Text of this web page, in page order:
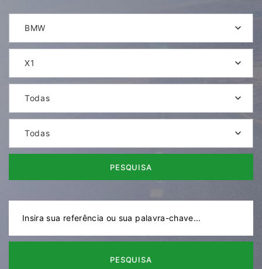
BMW
X1
Todas
Todas
PESQUISA
PESQUISA